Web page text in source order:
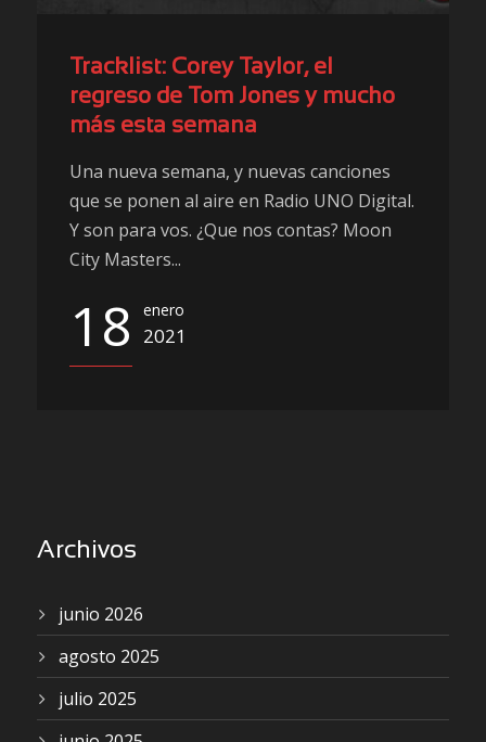
Tracklist: Corey Taylor, el
regreso de Tom Jones y mucho
más esta semana
Una nueva semana, y nuevas canciones
que se ponen al aire en Radio UNO Digital.
Y son para vos. ¿Que nos contas? Moon
City Masters...
18 enero
2021
Archivos
junio 2026
agosto 2025
julio 2025